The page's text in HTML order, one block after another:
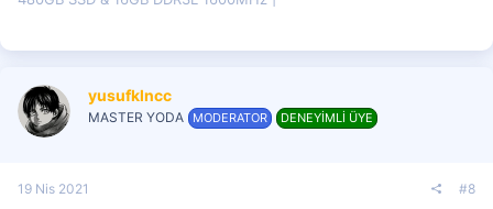
yusufklncc
MASTER YODA MODERATOR DENEYİMLİ ÜYE
19 Nis 2021 #8